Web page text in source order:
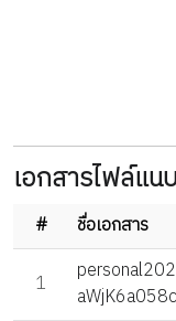
เอกสารไฟล์แนบ
# ชื่อเอกสาร
1